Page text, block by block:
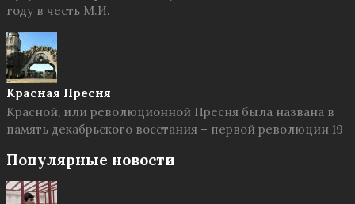
году в честь М.И.
Красная Пресня
Красной, или революционной Пресня была названа в
память декабрьского восстания – первой революции 19
Популярные новости